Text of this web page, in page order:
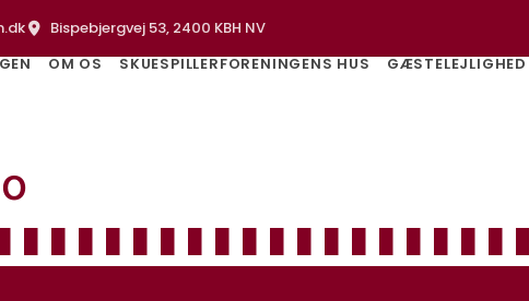
Bispebjergvej 53, 2400 KBH NV
OM OS SKUESPILLERFORENINGENS HUS GÆSTELEJLIGHED